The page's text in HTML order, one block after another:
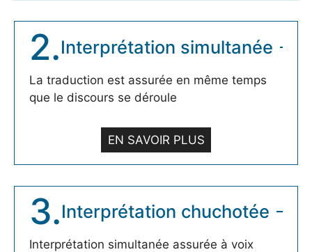
2.Interprétation simultanée
La traduction est assurée en même temps
que le discours se déroule
EN SAVOIR PLUS
3.Interprétation chuchotée
Interprétation simultanée assurée à voix